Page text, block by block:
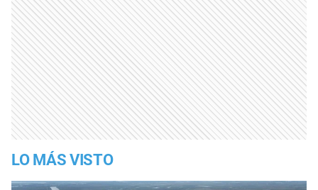
LO MÁS VISTO